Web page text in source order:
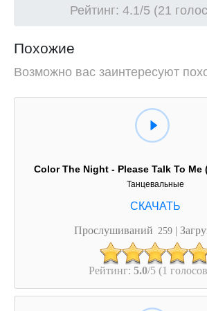
Рейтинг: 4.1/5 (21
Похожие
Возможно вас заинтересуют
Color The Night - Please Talk To Me
Танцевальные
Прослушиваний 259 |
Рейтинг: 5.0/5 (1